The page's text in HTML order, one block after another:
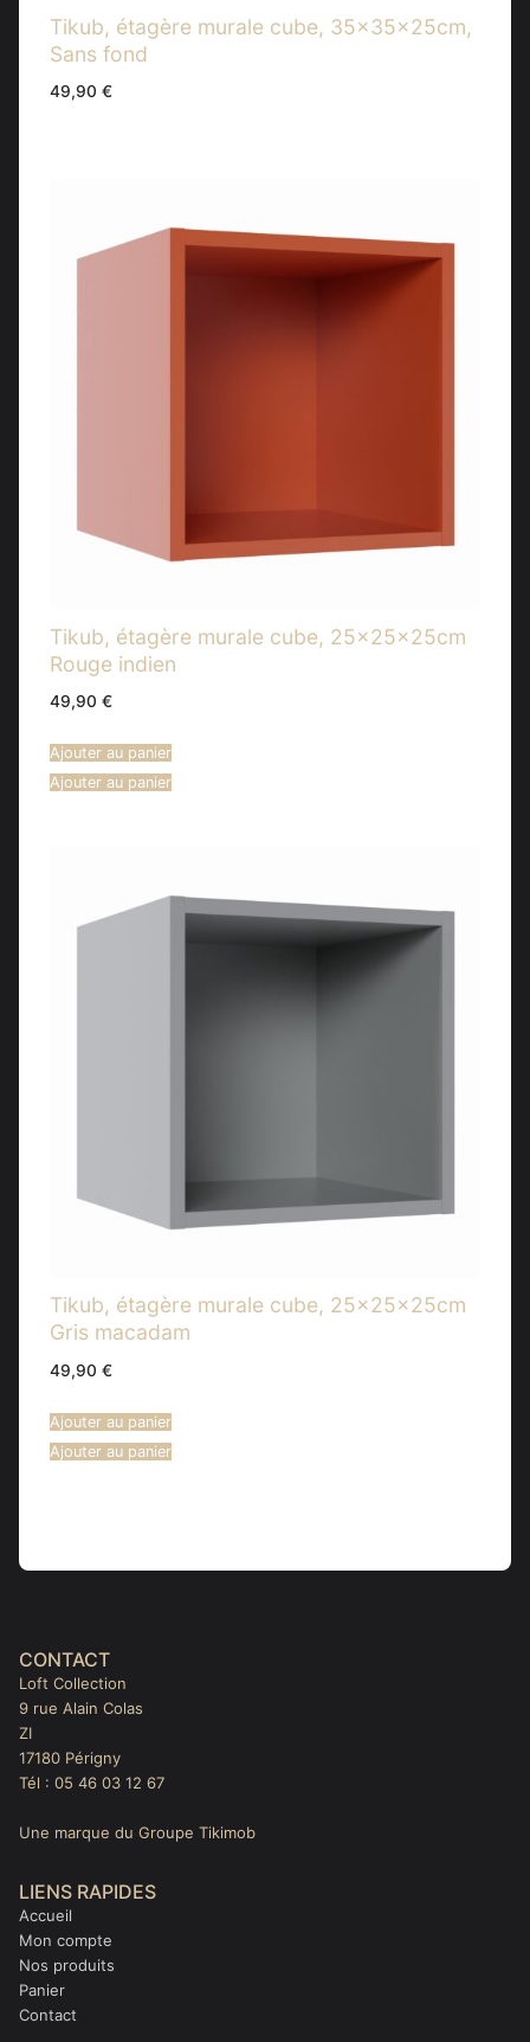
Tikub, étagère murale cube, 35x35x25cm,
Sans fond
49,90 €
Tikub, étagère murale cube, 25x25x25cm
Rouge indien
49,90 €
Ajouter au panier
Ajouter au panier
Tikub, étagère murale cube, 25x25x25cm
Gris macadam
49,90 €
Ajouter au panier
Ajouter au panier
CONTACT
Loft Collection
9 rue Alain Colas
ZI
17180 Périgny
Tél : 05 46 03 12 67
Une marque du Groupe Tikimob
LIENS RAPIDES
Accueil
Mon compte
Nos produits
Panier
Contact